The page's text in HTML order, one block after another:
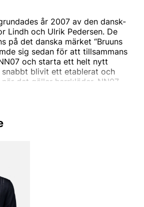
år 2007 av den dansk-
Lindh och Ulrik Pedersen. De
på det danska märket “Bruuns
sig sedan för att tillsammans
och starta ett helt nytt
snabbt blivit ett etablerat och
det gäller herrkläder. NN07
utan designar unika plagg med
NN07 till?
för alla, oavsett bakgrund.
som står för “No Nationality” och
2007. Konceptet kallar
no nationality” som går att se i
Målet har alltid varit att alla
sig bekväma i NN07s plagg.